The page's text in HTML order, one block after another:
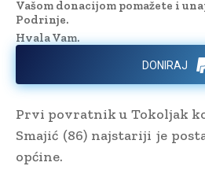
Vašom donacijom pomažete i
Podrinje.
Hvala Vam.
DONIRAJ
Prvi povratnik u Tokoljak
Smajić (86) najstariji je
općine.